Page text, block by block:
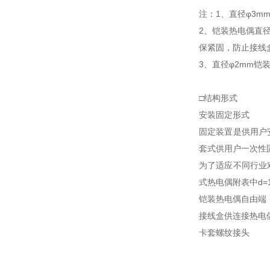
注：1、直径
2、铠装热电偶直
保紧固，防止接线
3、直径φ2mm铠
□结构形式
安装固定形式
固定装置是供用
套式供用户一次性
为了适应不同行
式热电偶附表中
铠装热电偶自由端
接线盒供连接热电
卡套螺纹接头